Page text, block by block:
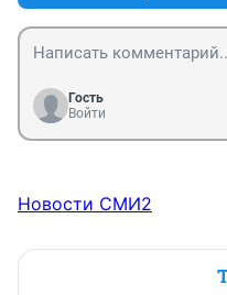
Гость
Войти
Новости СМИ2